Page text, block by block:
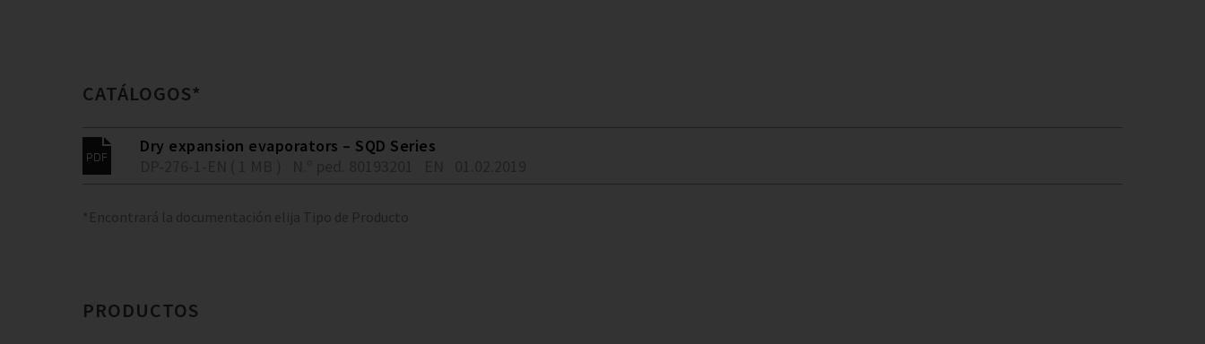
CATÁLOGOS*
Dry expansion evaporators – SQD Series
*Encontrará la documentación elija Tipo de Producto
PRODUCTOS